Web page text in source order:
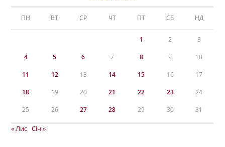
ПН ВТ СР ЧТ ПТ СБ НД
1 2 3
4 5 6 7 8 9 10
11 12 13 14 15 16 17
18 19 20 21 22 23 24
25 26 27 28 29 30 31
« Лис Січ »